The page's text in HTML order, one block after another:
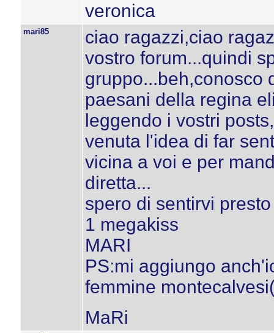
veronica
mari85
ciao ragazzi,ciao
vostro forum...quindi
gruppo...beh,conosco
paesani della regina
leggendo i vostri
venuta l'idea di far
vicina a voi e per
diretta...
spero di sentirvi presto
1 megakiss
MARI
PS:mi aggiungo
femmine
MaRi